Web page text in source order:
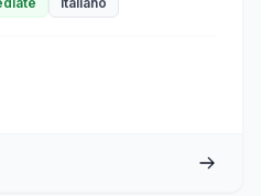
talk esploreremo come
app.